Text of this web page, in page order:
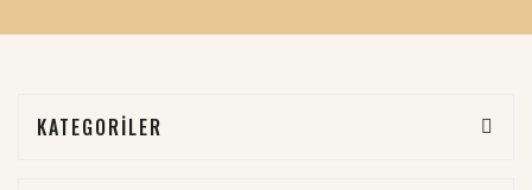
KATEGORİLER